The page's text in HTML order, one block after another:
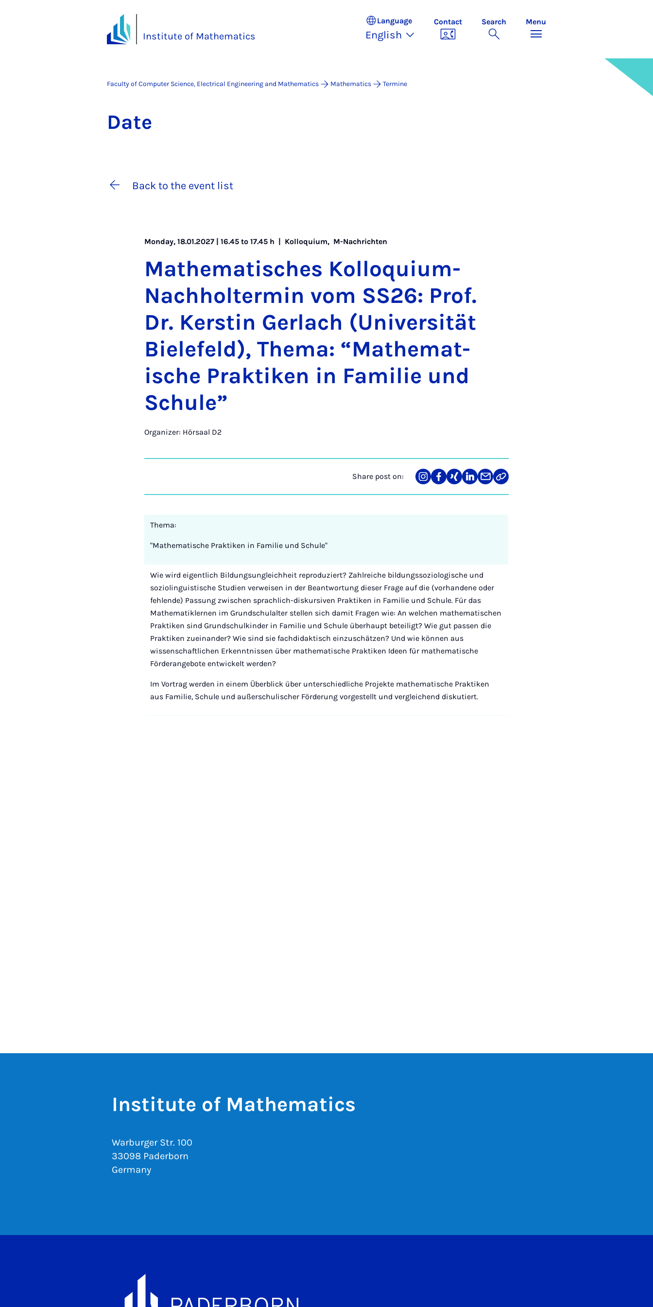
Institute of Mathematics
Language
English
Contact Search Menu
Faculty of Computer Science, Electrical Engineering and Mathematics Mathematics Termine
Date
Back to the event list
Monday, 18.01.2027 | 16.45 to 17.45 h | Kolloquium, M-Nachrichten
Math­em­at­isches Kolloqui­um-
Nach­hol­ter­min vom SS26: Prof.
Dr. Ker­stin Ger­lach (Uni­versität
Biele­feld), Thema: “Math­em­at­
ische Prak­tiken in Fam­ilie und
Schule”
Organizer: Hörsaal D2
Share post on:
Share
on
Teilen
auf
Teilen
auf
Teilen
auf
Teilen
über
Link
kopieren
Thema:
"Mathematische Praktiken in Familie und Schule"
Wie wird eigentlich Bildungsungleichheit reproduziert? Zahlreiche bildungssoziologische und
soziolinguistische Studien verweisen in der Beantwortung dieser Frage auf die (vorhandene oder
fehlende) Passung zwischen sprachlich-diskursiven Praktiken in Familie und Schule. Für das
Mathematiklernen im Grundschulalter stellen sich damit Fragen wie: An welchen mathematischen
Praktiken sind Grundschulkinder in Familie und Schule überhaupt beteiligt? Wie gut passen die
Praktiken zueinander? Wie sind sie fachdidaktisch einzuschätzen? Und wie können aus
wissenschaftlichen Erkenntnissen über mathematische Praktiken Ideen für mathematische
Förderangebote entwickelt werden?
Im Vortrag werden in einem Überblick über unterschiedliche Projekte mathematische Praktiken
aus Familie, Schule und außerschulischer Förderung vorgestellt und vergleichend diskutiert.
Institute of Mathematics
Warburger Str. 100
33098 Paderborn
Germany